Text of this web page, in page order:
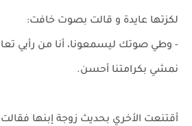
لكزتها عايدة و قالت بصوت خافت:
- وطي صوتك ليسمعونا، أنا من رأيي
نمشي بكرامتنا أحسن.
أقتنعت الأخري بحديث زوجة إبنها